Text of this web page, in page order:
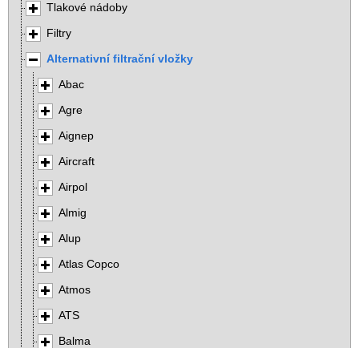
Tlakové nádoby
Filtry
Alternativní filtrační vložky
Abac
Agre
Aignep
Aircraft
Airpol
Almig
Alup
Atlas Copco
Atmos
ATS
Balma